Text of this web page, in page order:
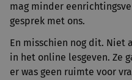
mag minder
gesprek met ons.
En misschien nog dit. Niet
in het online lesgeven. Ze
er was geen ruimte voor